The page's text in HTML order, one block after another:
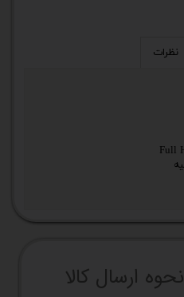
نظرات
نحوه ارسال کالا